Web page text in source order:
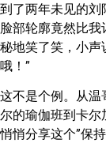
到了两年未见的刘
脸部轮廓竟然比
秘地笑了笑，小声
哦！”
这不是个例。从温
尔的瑜伽班到卡尔
悄悄分享这个”保